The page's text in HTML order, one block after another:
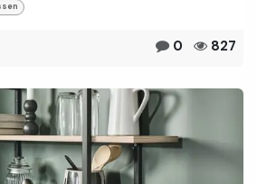
0 827